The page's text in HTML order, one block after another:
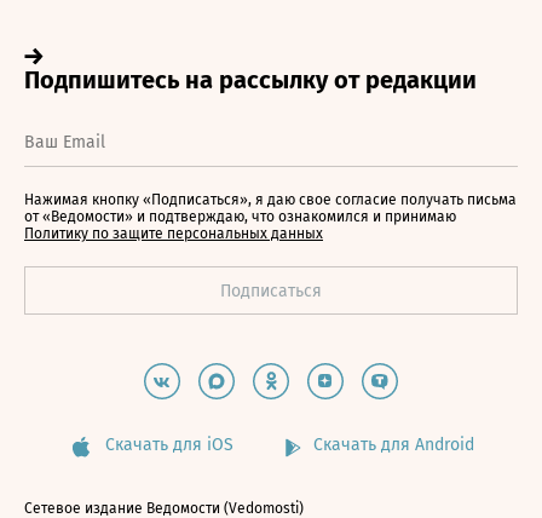
Нажимая кнопку «Подписаться», я даю свое согласие получать письма
от «Ведомости» и подтверждаю, что ознакомился и принимаю
Политику по защите персональных данных
Скачать для iOS Скачать для Android
Сетевое издание Ведомости (Vedomosti)